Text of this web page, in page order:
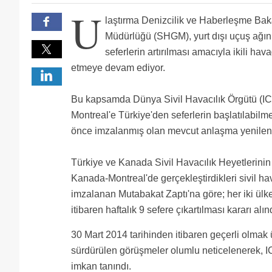
ve Toronto ) ilk gittigimde yer yurt bilmezken
Ermenilerdi.Bizim insanlarimiz ise Veba görmüs
yada etmeyin bunlar ayri konu .,ama insanlik
bilmiyorum !! )) da kanada ve onlarin insanlari
ISTAMBUL degil ISTANBUL etiketi yapistirsalar
Kanada'nın sözde Ermeni Soykırımını
Kanada'yla havacılık müzakereleri askıya
bu konuda da tükürdüğümüzü yaladık. Eminim ki
diğer maden yatırımcı (sömürgeci) bozuntularına
Kanada'da Montreal'den sonra Vancouver'a da
U laştırma Denizcilik ve Haberleşme
Müdürlüğü (SHGM), yurt dışı uçuş
seferlerin artırılması amacıyla ikili
etmeye devam ediyor.
Bu kapsamda Dünya Sivil Havacılık Örgütü
Montreal'e Türkiye'den seferlerin
önce imzalanmış olan mevcut anlaşma
Türkiye ve Kanada Sivil Havacılık
Kanada-Montreal'de gerçekleştirdikleri sivil
imzalanan Mutabakat Zaptı'na göre; her iki
itibaren haftalık 9 sefere çıkartılması kararı
30 Mart 2014 tarihinden itibaren geçerli olmak
sürdürülen görüşmeler olumlu neticelenerek,
imkan tanındı.